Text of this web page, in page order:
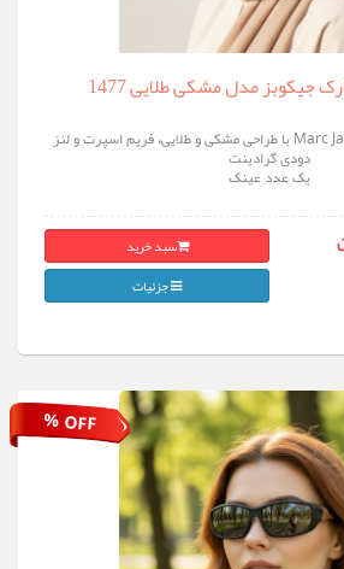
جیکوبز مدل مشکی طلایی 1477
عینک آفتابی لوکس Marc Jacobs با طراحی مشکی و طلایی، فریم اسپرت و لنز
دودی گرادینت
یک عدد عینک
سبد خرید
جزئیات
% OFF